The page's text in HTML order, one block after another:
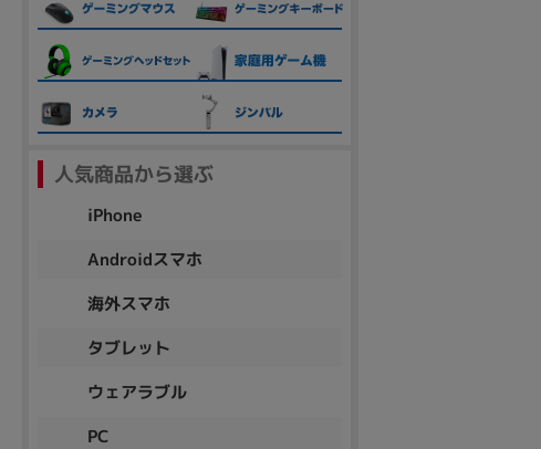
人気商品から選ぶ
iPhone
Androidスマホ
海外スマホ
タブレット
ウェアラブル
PC
各項目のチェックボックスは「or検索」となります。